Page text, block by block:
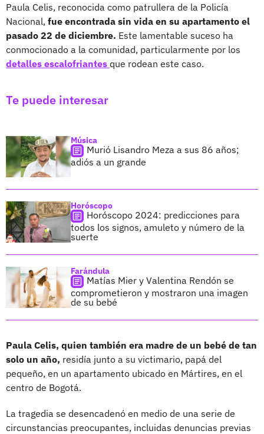
Paula Celis, reconocida como patrullera de la Policía
Nacional, fue encontrada sin vida en su apartamento el
pasado 22 de diciembre. Este lamentable suceso ha
conmocionado a la comunidad, particularmente por los
detalles escalofriantes que rodean este caso.
Te puede interesar
Música
Murió Lisandro Meza a sus 86 años;
adiós a un grande
Horóscopo
Horóscopo 2024: predicciones para
todos los signos, amuleto y número de la
suerte
Farándula
Matías Mier y Valentina Rendón se
comprometieron y mostraron una imagen
de su bebé
Paula Celis, quien también era madre de un bebé de tan
solo un año, residía junto a su victimario, papá del
pequeño, en un apartamento ubicado en Mártires, en el
centro de Bogotá.
La tragedia se desencadenó en medio de una serie de
circunstancias preocupantes, incluidas denuncias previas